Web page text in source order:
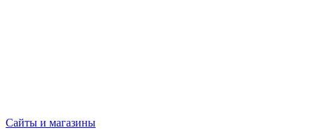
Сайты и магазины